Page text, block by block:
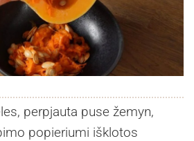
perpjauta puse žemyn,
popieriumi išklotos